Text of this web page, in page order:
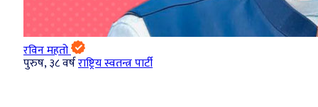
रविन महतो
पुरुष, ३८ वर्षराष्ट्रिय स्वतन्त्र पार्टी